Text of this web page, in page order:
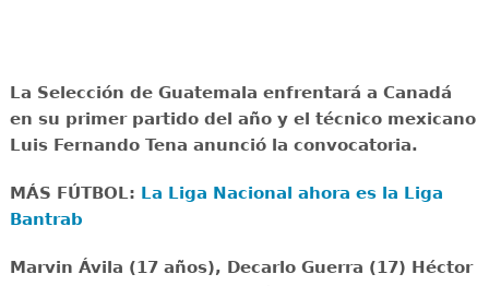
La Selección de Guatemala enfrentará a Canadá
en su primer partido del año y el técnico mexicano
Luis Fernando Tena anunció la convocatoria.
MÁS FÚTBOL: La Liga Nacional ahora es la Liga
Bantrab
Marvin Ávila (17 años), Decarlo Guerra (17) Héctor